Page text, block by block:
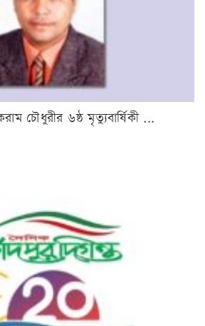
চৌধুরীর ৬ষ্ঠ মৃত্যুবার্ষিকী ...